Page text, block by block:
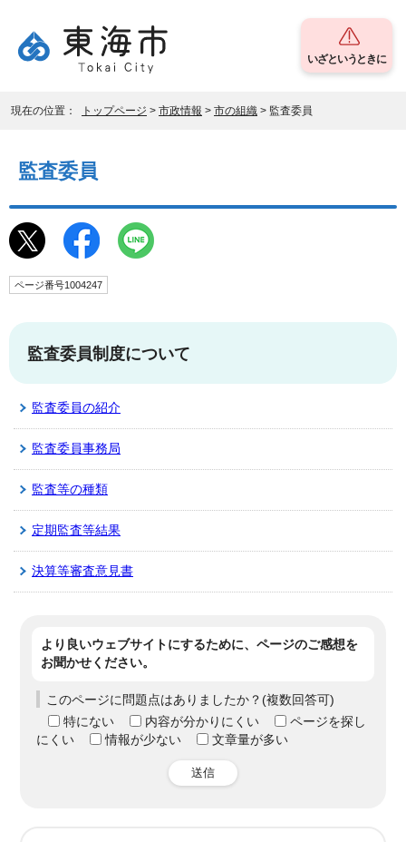
いざというときに
現在の位置： トップページ > 市政情報 > 市の組織 > 監査委員
監査委員
ページ番号1004247
監査委員制度について
監査委員の紹介
監査委員事務局
監査等の種類
定期監査等結果
決算等審査意見書
より良いウェブサイトにするために、ページのご感想を
お聞かせください。
このページに問題点はありましたか？(複数回答可)
特にない
内容が分かりにくい
ページを探し
にくい
情報が少ない 文章量が多い
送信